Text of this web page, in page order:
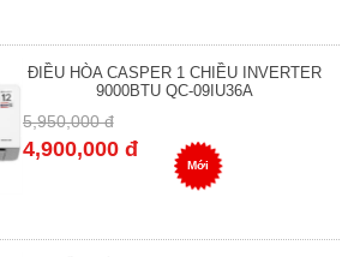
ĐIỀU HÒA CASPER 1 CHIỀU INVERTER
9000BTU QC-09IU36A
5,950,000 đ
4,900,000 đ
Mới